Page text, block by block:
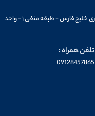
خیابان ری - سه راه امین حضور - مجتمع تجاری خلیج فارس - طبقه منفی ۱ - واحد
تلفن همراه :
09128457865